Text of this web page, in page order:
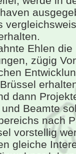
Ehlen
zügig
dann
Beamte
nach
vorstellig
gleiche